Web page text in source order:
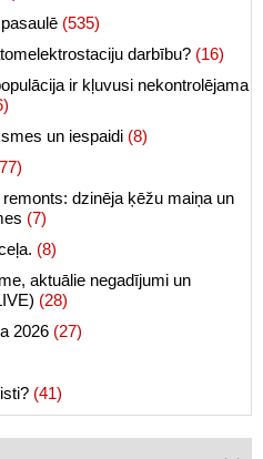
(535)
darbību? (16)
ir kļuvusi nekontrolējama
un iespaidi (8)
dzinēja ķēžu maiņa un
(7)
(8)
aktuālie negadījumi un
(28)
2026 (27)
(41)